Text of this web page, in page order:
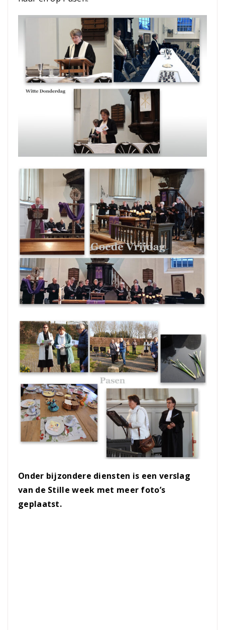
Onder bijzondere diensten is een verslag
van de Stille week met meer foto’s
geplaatst.